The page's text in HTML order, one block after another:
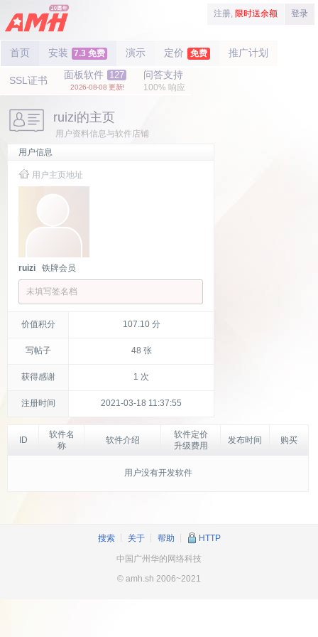
注册, 限时送余额 登录
首页 安装 7.3 免费 演示 定价 免费 推广计划
SSL证书 面板软件 127
2026-08-08 更新!
问答支持
100% 响应
ruizi的主页
用户资料信息与软件店铺
用户信息
用户主页地址
ruizi 铁牌会员
未填写签名档
价值积分 107.10 分
写帖子 48 张
获得感谢 1 次
注册时间 2021-03-18 11:37:55
ID
软件名
称
软件介绍
软件定价
升级费用
发布时间 购买
用户没有开发软件
搜索┊ 关于┊ 帮助 HTTP
中国广州华的网络科技
© amh.sh 2006~2021